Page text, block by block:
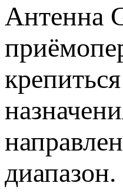
Антенна
диапазон.